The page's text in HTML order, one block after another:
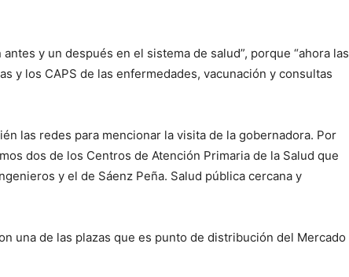
y un después en el sistema de salud”, porque “ahora las
y los CAPS de las enfermedades, vacunación y consultas
las redes para mencionar la visita de la gobernadora. Por
dos de los Centros de Atención Primaria de la Salud que
y el de Sáenz Peña. Salud pública cercana y
una de las plazas que es punto de distribución del Mercado